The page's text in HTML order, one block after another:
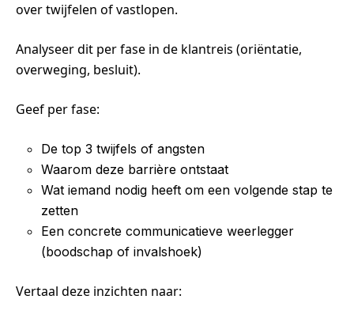
over twijfelen of vastlopen.
Analyseer dit per fase in de klantreis (oriëntatie,
overweging, besluit).
Geef per fase:
De top 3 twijfels of angsten
Waarom deze barrière ontstaat
Wat iemand nodig heeft om een volgende stap te
zetten
Een concrete communicatieve weerlegger
(boodschap of invalshoek)
Vertaal deze inzichten naar: